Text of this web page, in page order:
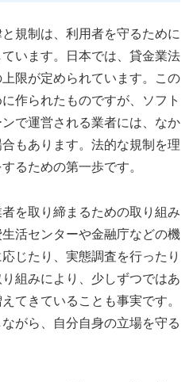
規制は、利用者を守るために
います。日本では、貸金業法
限が定められています。この
作られたものですが、ソフト
で運営される業者には、なか
もあります。法的な規制を理
るための第一歩です。
を取り締まるための取り組み
活センターや金融庁などの機
じたり、実態調査を行ったり
組みにより、少しずつではあ
てきていることも事実です。
がら、自分自身の立場を守る